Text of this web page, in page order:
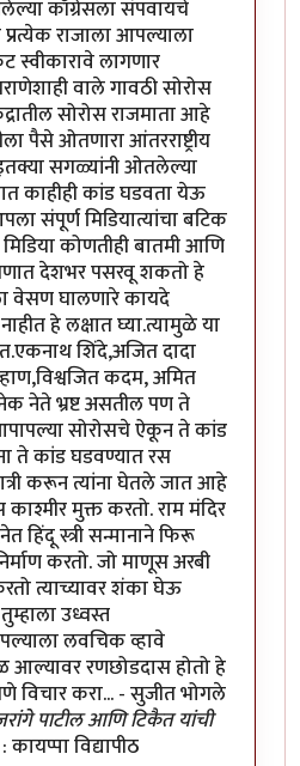
कॉंग्रेसला संपवायचे
राजाला आपल्याला
स्वीकारावे लागणार
वाले गावठी सोरोस
सोरोस राजमाता आहे
पैसे ओतणारा आंतरराष्ट्रीय
सगळ्यांनी ओतलेल्या
काहीही कांड घडवता येऊ
संपूर्ण मिडियात्यांचा बटिक
कोणतीही बातमी आणि
देशभर पसरवू शकतो हे
वेसण घालणारे कायदे
हे लक्षात घ्या.त्यामुळे या
शिंदे,अजित दादा
कदम, अमित
भ्रष्ट असतील पण ते
आपापल्या सोरोसचे ऐकून ते कांड
ते कांड घडवण्यात रस
करून त्यांना घेतले जात आहे
मुक्त करतो. राम मंदिर
हिंदू स्त्री सन्मानाने फिरू
करतो. जो माणूस अरबी
करतो त्याच्यावर शंका घेऊ
उध्वस्त
लवचिक व्हावे
आल्यावर रणछोडदास होतो हे
विचार करा... - सुजीत भोगले
पाटील आणि टिकैत यांची
विद्यापीठ